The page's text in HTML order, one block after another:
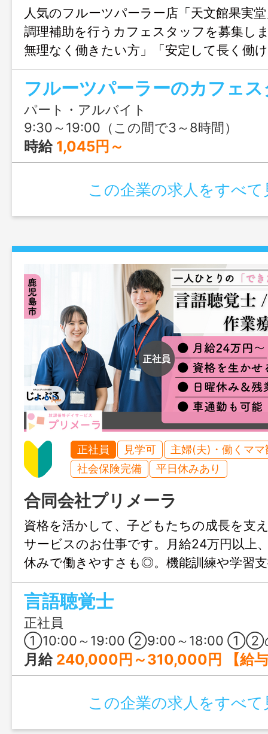
人気のフルーツパーラー店「天文館果実
調理補助を行うカフェスタッフを募集し
無理なく働きたい方」「安定して長く働
バイトをお探しの方」におすすめ！未経
でき、おしゃれなカフェで楽しく働けま
に撮りたくなるスイーツに囲まれながら
日モチベーションもアップ♪スイーツ好
割もあります！
フルーツパーラーのカフェ
パート・アルバイト
9:30～19:00（この間で3～8時間）
時給 1,045円～
この企業の求人をすべて
正社員 見学可
主婦(夫)・働くママ
社会保険完備
平日休みあり
合同会社プリメーラ
資格を活かして、子どもたちの成長を支
サービスのお仕事です。月給24万円以上
休みで働きやすさも◎。機能訓練や学習
人ひとりの「できた！」に寄り添えます
言語聴覚士
正社員
①10:00～19:00 ②9:00～18:00 ①②
月給 240,000円～310,000円 【給与の内訳】 基本給：220,000円～260,000円 処遇改善手当：10,000円
この企業の求人をすべて